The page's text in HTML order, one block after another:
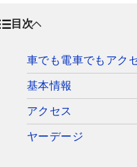
目次
車でも電車でもアク
基本情報
アクセス
ヤーデージ